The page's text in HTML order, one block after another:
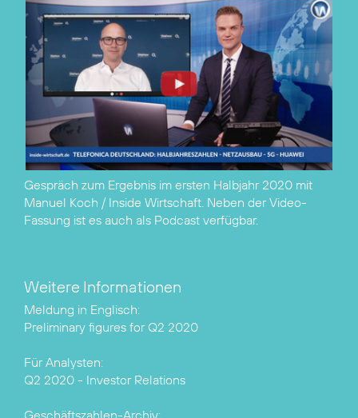
Gespräch zum Ergebnis im ersten Halbjahr 2020 mit
Manuel Koch / Inside Wirtschaft. Neben der Video-
Fassung ist es auch als Podcast verfügbar.
Weitere Informationen
Preliminary figures for Q2 2020
Q2 2020 - Investor Relations